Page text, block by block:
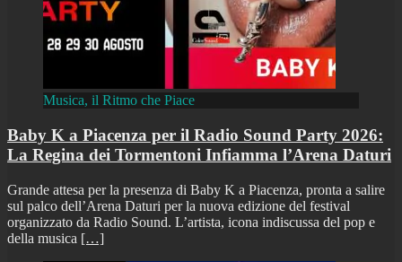
Musica, il Ritmo che Piace
Baby K a Piacenza per il Radio Sound Party 2026:
La Regina dei Tormentoni Infiamma l’Arena Daturi
Grande attesa per la presenza di Baby K a Piacenza, pronta a salire
sul palco dell’Arena Daturi per la nuova edizione del festival
organizzato da Radio Sound. L’artista, icona indiscussa del pop e
della musica […]